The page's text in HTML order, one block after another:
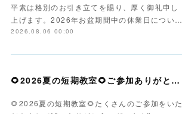
平素は格別のお引き立てを賜り、厚く御礼申し
上げます。2026年お盆期間中の休業日につい…
2026.08.06 00:00
🌻2026夏の短期教室🌻ご参加ありがとうございます！
🌻2026夏の短期教室🌻たくさんのご参加をいた